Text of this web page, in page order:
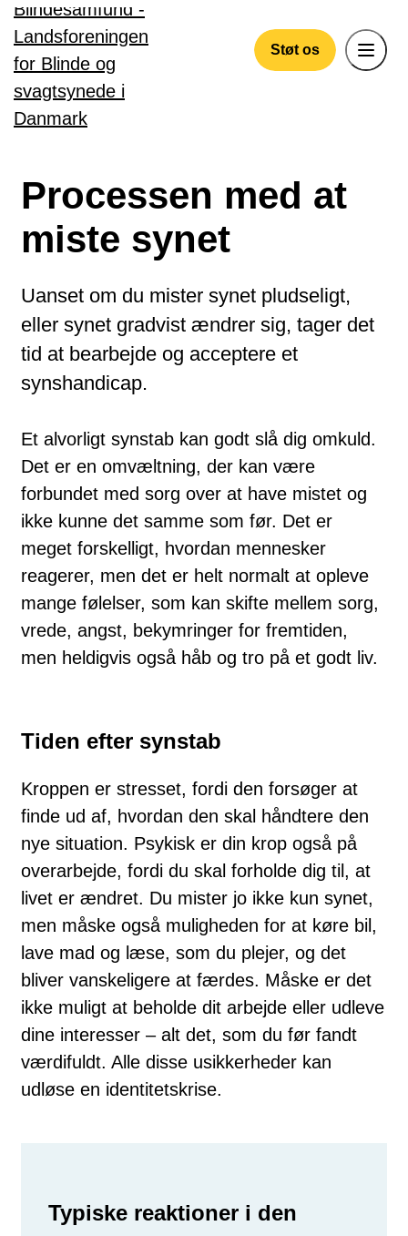
Gå til hovedindhold
Støt os
Processen med at
miste synet
Uanset om du mister synet pludseligt,
eller synet gradvist ændrer sig, tager det
tid at bearbejde og acceptere et
synshandicap.
Et alvorligt synstab kan godt slå dig omkuld.
Det er en omvæltning, der kan være
forbundet med sorg over at have mistet og
ikke kunne det samme som før. Det er
meget forskelligt, hvordan mennesker
reagerer, men det er helt normalt at opleve
mange følelser, som kan skifte mellem sorg,
vrede, angst, bekymringer for fremtiden,
men heldigvis også håb og tro på et godt liv.
Tiden efter synstab
Kroppen er stresset, fordi den forsøger at
finde ud af, hvordan den skal håndtere den
nye situation. Psykisk er din krop også på
overarbejde, fordi du skal forholde dig til, at
livet er ændret. Du mister jo ikke kun synet,
men måske også muligheden for at køre bil,
lave mad og læse, som du plejer, og det
bliver vanskeligere at færdes. Måske er det
ikke muligt at beholde dit arbejde eller udleve
dine interesser – alt det, som du før fandt
værdifuldt. Alle disse usikkerheder kan
udløse en identitetskrise.
Typiske reaktioner i den